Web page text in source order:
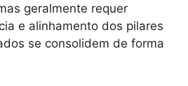
geralmente requer
e alinhamento dos pilares
se consolidem de forma